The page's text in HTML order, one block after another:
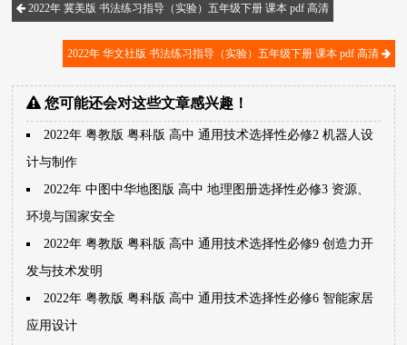
2022年 冀美版 书法练习指导（实验）五年级下册 课本 pdf 高清
2022年 华文社版 书法练习指导（实验）五年级下册 课本 pdf 高清
您可能还会对这些文章感兴趣！
2022年 粤教版 粤科版 高中 通用技术选择性必修2 机器人设
计与制作
2022年 中图中华地图版 高中 地理图册选择性必修3 资源、
环境与国家安全
2022年 粤教版 粤科版 高中 通用技术选择性必修9 创造力开
发与技术发明
2022年 粤教版 粤科版 高中 通用技术选择性必修6 智能家居
应用设计